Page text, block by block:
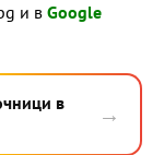
и в Google
в
→